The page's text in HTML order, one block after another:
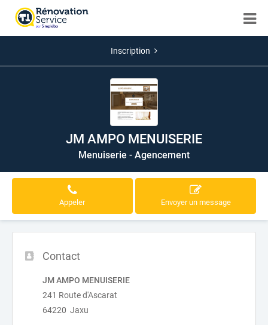
Inscription
JM AMPO MENUISERIE
Menuiserie - Agencement
Appeler Envoyer un message
Contact
JM AMPO MENUISERIE
241 Route d'Ascarat
64220 Jaxu